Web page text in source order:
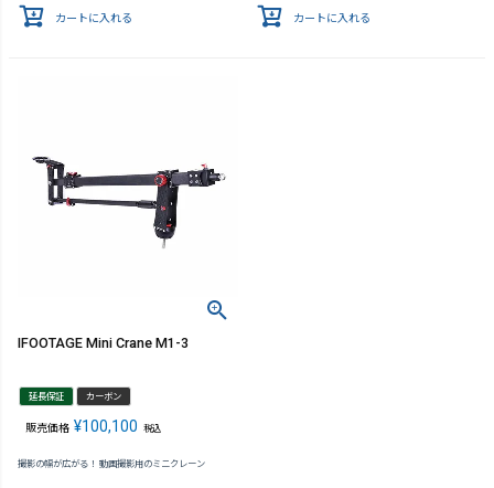
カートに入れる カートに入れる
IFOOTAGE Mini Crane M1-3
延長保証 カーボン
販売価格 ¥100,100 税込
撮影の幅が広がる！ 動画撮影用のミニクレーン